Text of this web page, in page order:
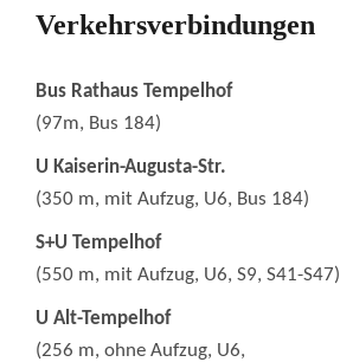
Verkehrsverbindungen
Bus Rathaus Tempelhof
(97m, Bus 184)
U Kaiserin-Augusta-Str.
(350 m, mit Aufzug, U6, Bus 184)
S+U Tempelhof
(550 m, mit Aufzug, U6, S9, S41-S47)
U Alt-Tempelhof
(256 m, ohne Aufzug, U6,